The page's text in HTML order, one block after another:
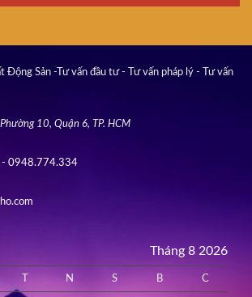
Động Sản -Tư vấn đầu tư - Tư vấn pháp lý - Tư vấn
10, Quận 6, TP. HCM
0948.774.334
Tháng 8 2026
N S B C